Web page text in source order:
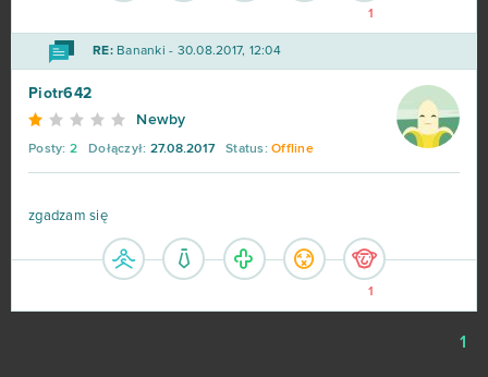
1
RE:Bananki - 30.08.2017, 12:04
Piotr642
Newby
Posty: 2 Dołączył: 27.08.2017 Status: Offline
zgadzam się
1
1